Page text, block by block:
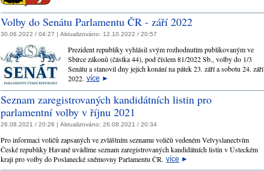
Volby do Senátu Parlamentu ČR - září 2022
30.06.2022 / 04:27 | Aktualizováno: 12.10.2022 / 20:57
Prezident republiky vyhlásil svým rozhodnutím publikovaným ve
Sbírce zákonů (částka 44), pod číslem 81/2022 Sb., volby do 1/3
Senátu a stanovil dny jejich konání na pátek 23. září a sobotu 24. září
2022. více ►
Seznam zaregistrovaných kandidátních listin pro
parlamentní volby v říjnu 2021
26.08.2021 / 20:26 | Aktualizováno: 26.08.2021 / 20:34
Pro informaci voličů zapsaných ve zvláštním seznamu voličů vedeném Velvyslanectvím
České republiky Havaně uvádíme seznam zaregistrovaných kandidátních listin v Ústeckém
kraji pro volby do Poslanecké sněmovny Parlamentu ČR. více ►